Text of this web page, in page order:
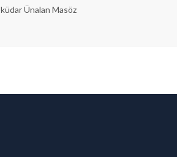
Ünalan Masöz